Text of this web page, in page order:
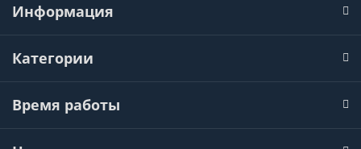
Информация
Категории
Время работы